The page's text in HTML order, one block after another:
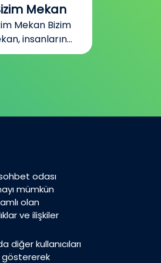
Bizim
Odaları
Bizim Mekan
Gabile...
odası
mümkün
olan
ve ilişkiler
diğer kullanıcıları
göstererek